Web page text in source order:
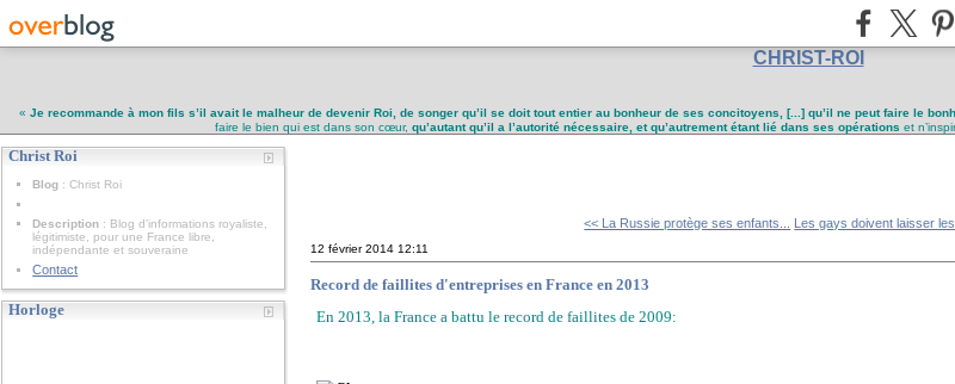
CHRIST-ROI
« Je recommande à mon fils s’il avait le malheur de devenir Roi, de songer qu’il se doit tout entier au bonheur de ses concitoyens, [...] qu’il ne peut faire le
faire le bien qui est dans son cœur, qu’autant qu’il a l’autorité nécessaire, et qu’autrement étant lié dans ses opérations et
Christ Roi
Blog : Christ Roi
Description : Blog d'informations royaliste,
légitimiste, pour une France libre,
indépendante et souveraine
Contact
Horloge
<< La Russie protège ses enfants... Les gays doivent laisser
12 février 2014 12:11
Record de faillites d'entreprises en France en 2013
En 2013, la France a battu le record de faillites de 2009: